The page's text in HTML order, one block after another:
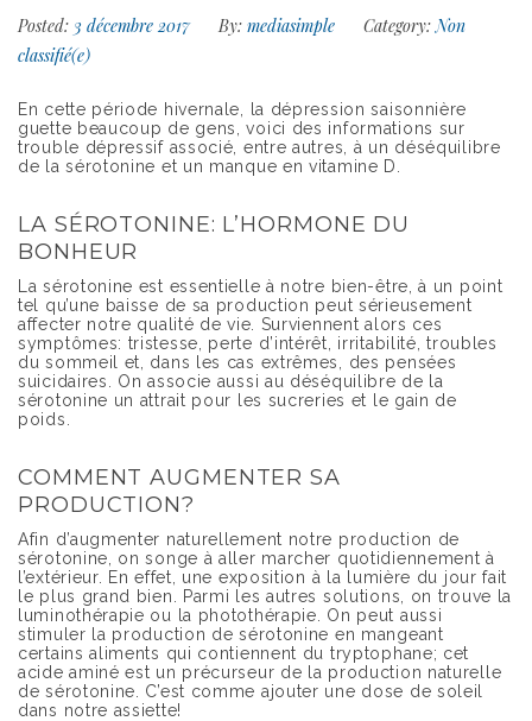
Posted: 3 décembre 2017 By: mediasimple Category: Non
classifié(e)
En cette période hivernale, la dépression saisonnière
guette beaucoup de gens, voici des informations sur
trouble dépressif associé, entre autres, à un déséquilibre
de la sérotonine et un manque en vitamine D.
LA SÉROTONINE: L’HORMONE DU
BONHEUR
La sérotonine est essentielle à notre bien-être, à un point
tel qu’une baisse de sa production peut sérieusement
affecter notre qualité de vie. Surviennent alors ces
symptômes: tristesse, perte d’intérêt, irritabilité, troubles
du sommeil et, dans les cas extrêmes, des pensées
suicidaires. On associe aussi au déséquilibre de la
sérotonine un attrait pour les sucreries et le gain de
poids.
COMMENT AUGMENTER SA
PRODUCTION?
Afin d’augmenter naturellement notre production de
sérotonine, on songe à aller marcher quotidiennement à
l’extérieur. En effet, une exposition à la lumière du jour fait
le plus grand bien. Parmi les autres solutions, on trouve la
luminothérapie ou la photothérapie. On peut aussi
stimuler la production de sérotonine en mangeant
certains aliments qui contiennent du tryptophane; cet
acide aminé est un précurseur de la production naturelle
de sérotonine. C’est comme ajouter une dose de soleil
dans notre assiette!